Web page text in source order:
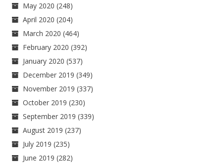
May 2020 (248)
April 2020 (204)
March 2020 (464)
February 2020 (392)
January 2020 (537)
December 2019 (349)
November 2019 (337)
October 2019 (230)
September 2019 (339)
August 2019 (237)
July 2019 (235)
June 2019 (282)